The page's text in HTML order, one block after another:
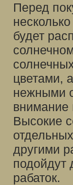
Перед
будет
цветами,
нежными
внимание
Высокие
другими
подойдут
рабаток.